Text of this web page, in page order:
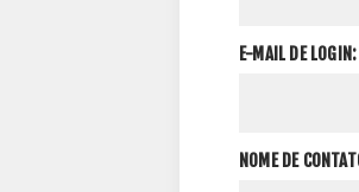
E-MAIL DE LOGIN:
NOME DE